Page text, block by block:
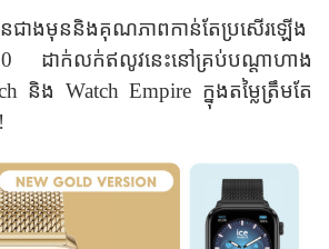
នជាងមុន​និងគុណភាពកាន់តែប្រសើរឡើង
ាក់លក់ឥលូវនេះនៅគ្រប់បណ្តាហាង
និង Watch Empire ក្នុងតម្លៃត្រឹមតែ